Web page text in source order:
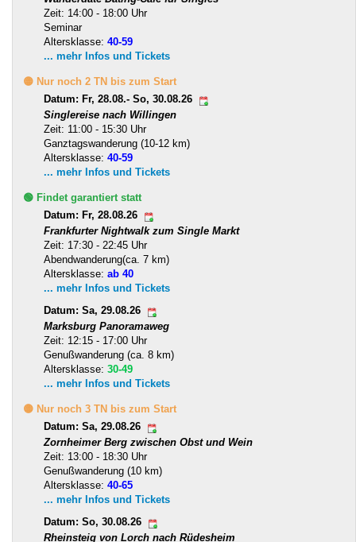
Zeit: 14:00 - 18:00 Uhr
Seminar
Altersklasse: 40-59
... mehr Infos und Tickets
🟡 Nur noch 2 TN bis zum Start
Datum: Fr, 28.08.- So, 30.08.26
Singlereise nach Willingen
Zeit: 11:00 - 15:30 Uhr
Ganztagswanderung (10-12 km)
Altersklasse: 40-59
... mehr Infos und Tickets
🟢 Findet garantiert statt
Datum: Fr, 28.08.26
Frankfurter Nightwalk zum Single Markt
Zeit: 17:30 - 22:45 Uhr
Abendwanderung(ca. 7 km)
Altersklasse: ab 40
... mehr Infos und Tickets
Datum: Sa, 29.08.26
Marksburg Panoramaweg
Zeit: 12:15 - 17:00 Uhr
Genußwanderung (ca. 8 km)
Altersklasse: 30-49
... mehr Infos und Tickets
🟡 Nur noch 3 TN bis zum Start
Datum: Sa, 29.08.26
Zornheimer Berg zwischen Obst und Wein
Zeit: 13:00 - 18:30 Uhr
Genußwanderung (10 km)
Altersklasse: 40-65
... mehr Infos und Tickets
Datum: So, 30.08.26
Rheinsteig von Lorch nach Rüdesheim